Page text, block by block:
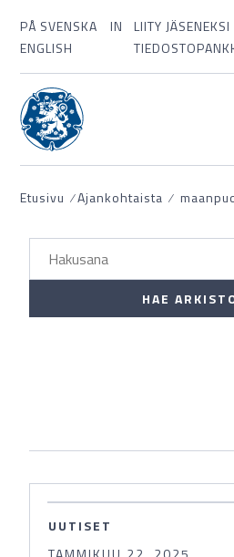
PÅ SVENSKA
IN
ENGLISH
LIITY JÄSENEKSI
Etusivu ⁄Ajankohtaista ⁄
UUTISET